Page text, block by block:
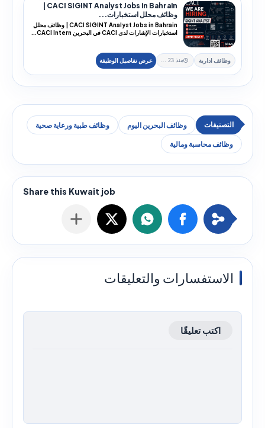
CACI SIGINT Analyst Jobs in Bahrain |
وظائف محلل استخبارات...
CACI SIGINT Analyst Jobs in Bahrain | وظائف محلل
استخبارات الإشارات لدى CACI في البحرين CACI Intern...
وظائف ادارية منذ 23 يوم
وظائف البحرين اليوم وظائف طبية ورعاية صحية
وظائف محاسبة ومالية
الاستفسارات والتعليقات
اكتب تعليقًا